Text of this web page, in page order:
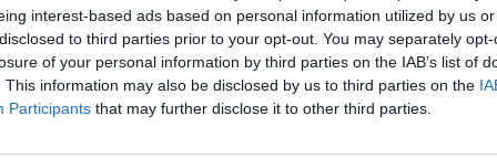
interest-based ads based on personal information utilized by us
to third parties prior to your opt-out. You may separately
of your personal information by third parties on the IAB’s list of
This information may also be disclosed by us to third parties on the
Participants that may further disclose it to other third parties.
προβλήματα σε σχέση με τη βιωσιμότητά τους,
όσο συζητάμε για όλα τα υπόλοιπα και δεν
απαντήσει.